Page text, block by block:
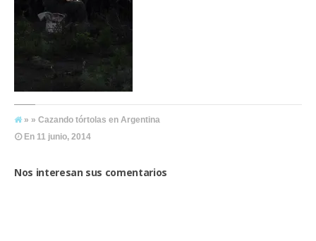
» » Cazando tórtolas en Argentina
En 11 junio, 2014
Nos interesan sus comentarios